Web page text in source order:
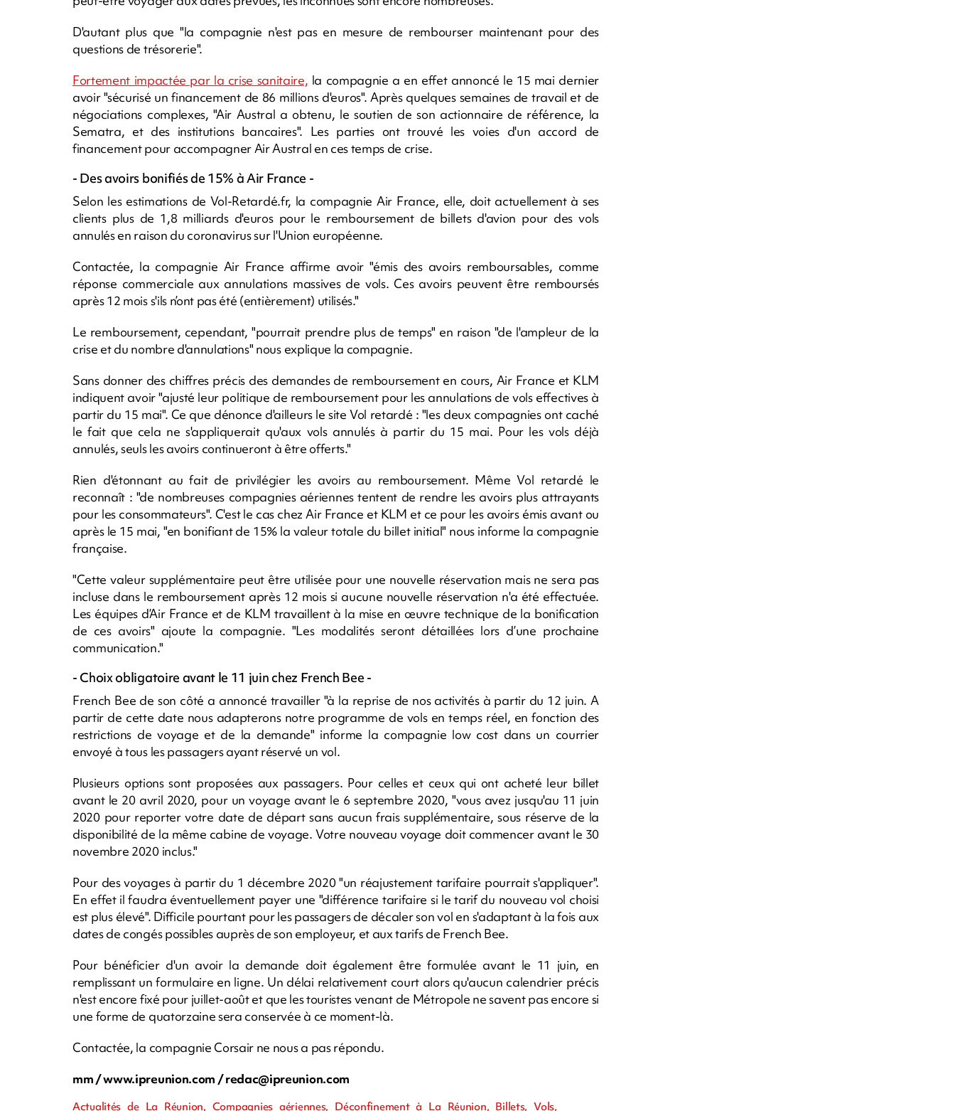
D'autant plus que "la compagnie n'est pas en mesure de rembourser maintenant pour des
questions de trésorerie".
Fortement impactée par la crise sanitaire, la compagnie a en effet annoncé le 15 mai dernier
avoir "sécurisé un financement de 86 millions d'euros". Après quelques semaines de travail et de
négociations complexes, "Air Austral a obtenu, le soutien de son actionnaire de référence, la
Sematra, et des institutions bancaires". Les parties ont trouvé les voies d'un accord de
financement pour accompagner Air Austral en ces temps de crise.
- Des avoirs bonifiés de 15% à Air France -
Selon les estimations de Vol-Retardé.fr, la compagnie Air France, elle, doit actuellement à ses
clients plus de 1,8 milliards d'euros pour le remboursement de billets d'avion pour des vols
annulés en raison du coronavirus sur l'Union européenne.
Contactée, la compagnie Air France affirme avoir "émis des avoirs remboursables, comme
réponse commerciale aux annulations massives de vols. Ces avoirs peuvent être remboursés
après 12 mois s'ils n’ont pas été (entièrement) utilisés."
Le remboursement, cependant, "pourrait prendre plus de temps" en raison "de l'ampleur de la
crise et du nombre d'annulations" nous explique la compagnie.
Sans donner des chiffres précis des demandes de remboursement en cours, Air France et KLM
indiquent avoir "ajusté leur politique de remboursement pour les annulations de vols effectives à
partir du 15 mai". Ce que dénonce d'ailleurs le site Vol retardé : "les deux compagnies ont caché
le fait que cela ne s'appliquerait qu'aux vols annulés à partir du 15 mai. Pour les vols déjà
annulés, seuls les avoirs continueront à être offerts."
Rien d'étonnant au fait de privilégier les avoirs au remboursement. Même Vol retardé le
reconnaît : "de nombreuses compagnies aériennes tentent de rendre les avoirs plus attrayants
pour les consommateurs". C'est le cas chez Air France et KLM et ce pour les avoirs émis avant ou
après le 15 mai, "en bonifiant de 15% la valeur totale du billet initial" nous informe la compagnie
française.
"Cette valeur supplémentaire peut être utilisée pour une nouvelle réservation mais ne sera pas
incluse dans le remboursement après 12 mois si aucune nouvelle réservation n'a été effectuée.
Les équipes d’Air France et de KLM travaillent à la mise en œuvre technique de la bonification
de ces avoirs" ajoute la compagnie. "Les modalités seront détaillées lors d’une prochaine
communication."
- Choix obligatoire avant le 11 juin chez French Bee -
French Bee de son côté a annoncé travailler "à la reprise de nos activités à partir du 12 juin. A
partir de cette date nous adapterons notre programme de vols en temps réel, en fonction des
restrictions de voyage et de la demande" informe la compagnie low cost dans un courrier
envoyé à tous les passagers ayant réservé un vol.
Plusieurs options sont proposées aux passagers. Pour celles et ceux qui ont acheté leur billet
avant le 20 avril 2020, pour un voyage avant le 6 septembre 2020, "vous avez jusqu'au 11 juin
2020 pour reporter votre date de départ sans aucun frais supplémentaire, sous réserve de la
disponibilité de la même cabine de voyage. Votre nouveau voyage doit commencer avant le 30
novembre 2020 inclus."
Pour des voyages à partir du 1 décembre 2020 "un réajustement tarifaire pourrait s'appliquer".
En effet il faudra éventuellement payer une "différence tarifaire si le tarif du nouveau vol choisi
est plus élevé". Difficile pourtant pour les passagers de décaler son vol en s'adaptant à la fois aux
dates de congés possibles auprès de son employeur, et aux tarifs de French Bee.
Pour bénéficier d'un avoir la demande doit également être formulée avant le 11 juin, en
remplissant un formulaire en ligne. Un délai relativement court alors qu'aucun calendrier précis
n'est encore fixé pour juillet-août et que les touristes venant de Métropole ne savent pas encore si
une forme de quatorzaine sera conservée à ce moment-là.
Contactée, la compagnie Corsair ne nous a pas répondu.
mm / www.ipreunion.com /redac@ipreunion.com
Actualités de La Réunion, Compagnies aériennes, Déconfinement à La Réunion, Billets, Vols,